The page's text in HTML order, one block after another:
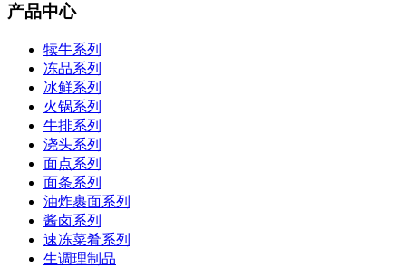
产品中心
犊牛系列
冻品系列
冰鲜系列
火锅系列
牛排系列
浇头系列
面点系列
面条系列
油炸裹面系列
酱卤系列
速冻菜肴系列
生调理制品